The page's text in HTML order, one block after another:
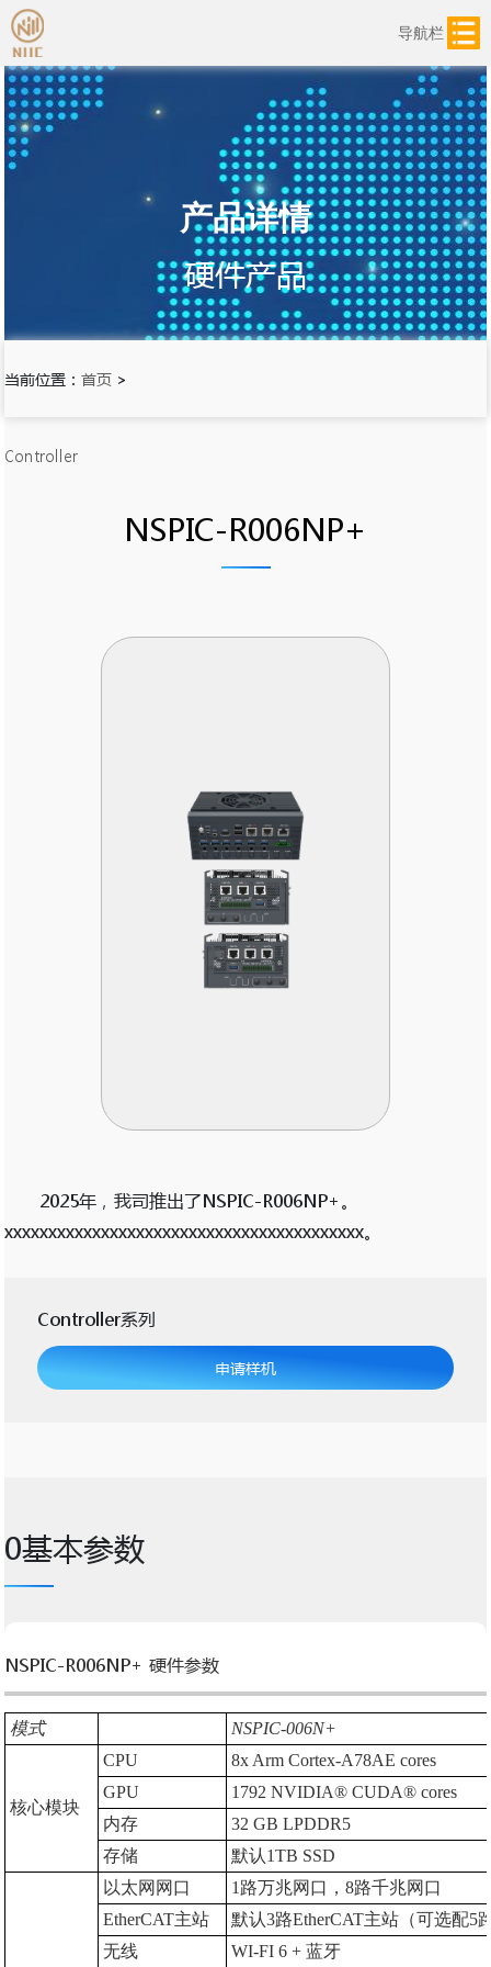
导航栏
产品详情
硬件产品
当前位置：首页 >
Controller
NSPIC-R006NP+
2025年，我司推出了NSPIC-R006NP+。
xxxxxxxxxxxxxxxxxxxxxxxxxxxxxxxxxxxxxxxxx。
Controller系列
申请样机
0基本参数
NSPIC-R006NP+ 硬件参数
模式 NSPIC-006N+
核心模块
CPU
8x Arm Cortex-A78AE cores
GPU
1792 NVIDIA® CUDA® cores
内存
32 GB LPDDR5
存储
默认1TB SSD
以太网网口
1路万兆网口，8路千兆网口
EtherCAT主站
默认3路EtherCAT主站（可选配5
无线
WI-FI 6 + 蓝牙